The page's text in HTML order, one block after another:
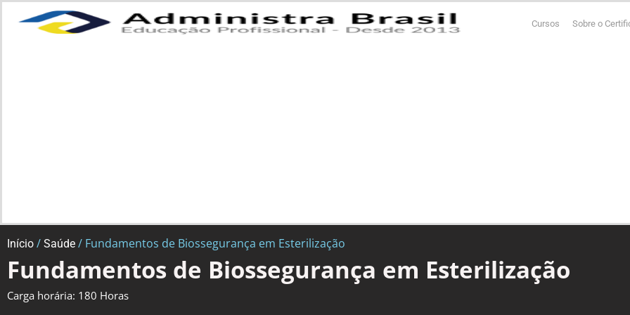
Cursos Sobre o
Início / Saúde / Fundamentos de Biossegurança em Esterilização
Fundamentos de Biossegurança em Esterilização
Carga horária: 180 Horas